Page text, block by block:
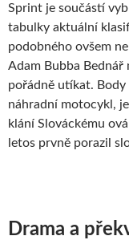
Sprint je součástí
tabulky aktuální
podobného ovšem
Adam Bubba Bednář
pořádně utíkat. Body
náhradní motocykl,
klání Slováckému
letos prvně porazil
Drama a